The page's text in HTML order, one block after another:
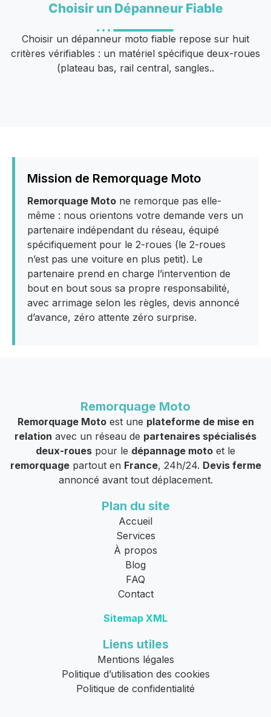
Choisir un Dépanneur Fiable
Choisir un dépanneur moto fiable repose sur huit
critères vérifiables : un matériel spécifique deux-roues
(plateau bas, rail central, sangles..
Mission de Remorquage Moto
Remorquage Moto ne remorque pas elle-
même : nous orientons votre demande vers un
partenaire indépendant du réseau, équipé
spécifiquement pour le 2-roues (le 2-roues
n’est pas une voiture en plus petit). Le
partenaire prend en charge l’intervention de
bout en bout sous sa propre responsabilité,
avec arrimage selon les règles, devis annoncé
d’avance, zéro attente zéro surprise.
Remorquage Moto
Remorquage Motoest une plateforme de mise en
relation avec un réseau de partenaires spécialisés
deux-roues pour le dépannage moto et le
remorquagepartout en France, 24h/24. Devis ferme
annoncé avant tout déplacement.
Plan du site
Accueil
Services
À propos
Blog
FAQ
Contact
Sitemap XML
Liens utiles
Mentions légales
Politique d’utilisation des cookies
Politique de confidentialité